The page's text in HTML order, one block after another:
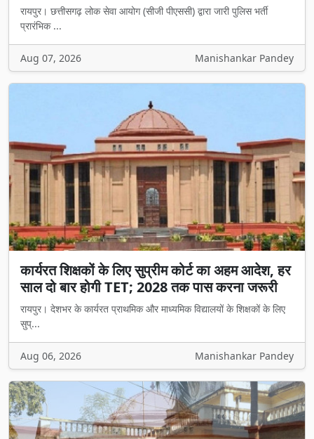
रायपुर। छत्तीसगढ़ लोक सेवा आयोग (सीजी पीएससी) द्वारा जारी पुलिस भर्ती
प्रारंभिक ...
Aug 07, 2026 Manishankar Pandey
कार्यरत शिक्षकों के लिए सुप्रीम कोर्ट का अहम आदेश, हर
साल दो बार होगी TET; 2028 तक पास करना जरूरी
रायपुर। देशभर के कार्यरत प्राथमिक और माध्यमिक विद्यालयों के शिक्षकों के लिए
सुप्...
Aug 06, 2026 Manishankar Pandey